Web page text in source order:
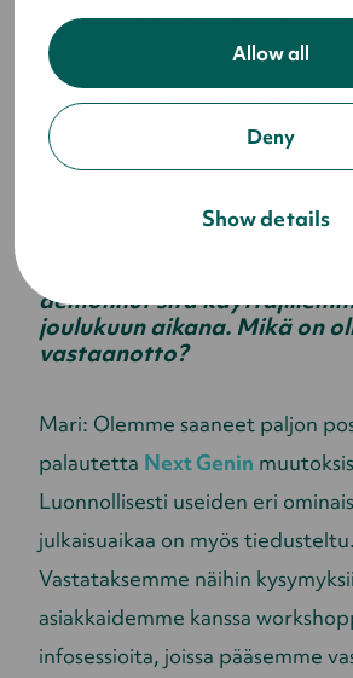
Allow all
Deny
Show details
arvostavat! Käyttäjäpalaute oli
minkä takia lähdimme Next
Meillä oli iso lista toiveita
ei aiemmalla tuotteella ollut
toteuttaa.
demonnut sitä
joulukuun aikana. Mikä on
vastaanotto?
Mari: Olemme saaneet paljon
palautetta Next Genin
Luonnollisesti useiden eri
julkaisuaikaa on myös tiedusteltu.
Vastataksemme näihin
asiakkaidemme kanssa
infosessioita, joissa pääsemme